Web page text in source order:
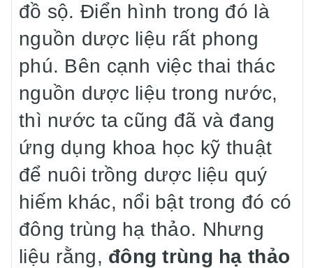
đồ sộ. Điển hình trong đó là
nguồn dược liệu rất phong
phú. Bên cạnh việc thai thác
nguồn dược liệu trong nước,
thì nước ta cũng đã và đang
ứng dụng khoa học kỹ thuật
để nuôi trồng dược liệu quý
hiếm khác, nổi bật trong đó có
đông trùng hạ thảo. Nhưng
liệu rằng, đông trùng hạ thảo